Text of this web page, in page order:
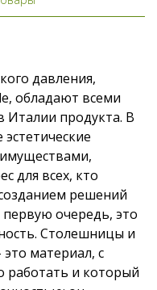
давления,
обладают всеми
Италии продукта. В
для всех, кто
решений
очередь, это
Столешницы и
материал, с
работать и который